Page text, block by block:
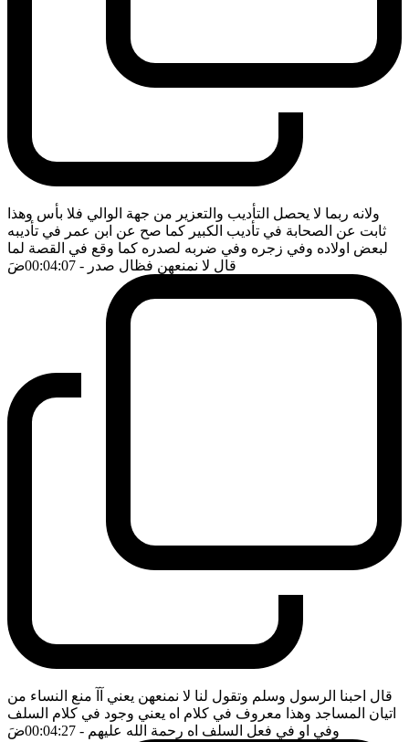
ولانه ربما لا يحصل التأديب والتعزير من جهة الوالي فلا بأس وهذا
ثابت عن الصحابة في تأديب الكبير كما صح عن ابن عمر في تأديبه
لبعض اولاده وفي زجره وفي ضربه لصدره كما وقع في القصة لما
قال لا نمنعهن فظال صدر - 00:04:07 ضَ
قال احبنا الرسول وسلم وتقول لنا لا نمنعهن يعني آآ منع النساء من
اتيان المساجد وهذا معروف في كلام اه يعني وجود في كلام السلف
وفي او في فعل السلف اه رحمة الله عليهم - 00:04:27 ضَ